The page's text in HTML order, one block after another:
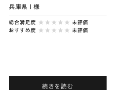
兵庫県Ｉ様
総合満足度
未評価
おすすめ度
未評価
続きを読む